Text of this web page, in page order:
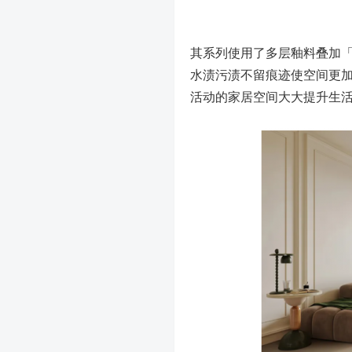
其系列使用了多层釉料叠加
水渍污渍不留痕迹使空间更
活动的家居空间大大提升生